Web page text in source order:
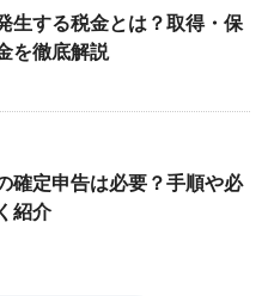
生する税金とは？取得・保
を徹底解説
確定申告は必要？手順や必
紹介